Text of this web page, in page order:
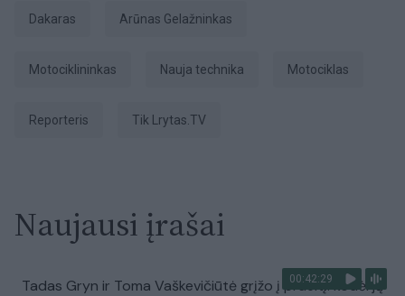
Dakaras Arūnas Gelažninkas
motociklininkas nauja technika motociklas
Reporteris tik Lrytas.TV
Naujausi įrašai
00:42:29
Tadas Gryn ir Toma Vaškevičiūtė grįžo į praeitį: kodėl jų